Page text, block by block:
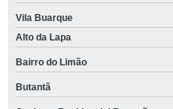
Vila Buarque
Alto da Lapa
Bairro do Limão
Butantã